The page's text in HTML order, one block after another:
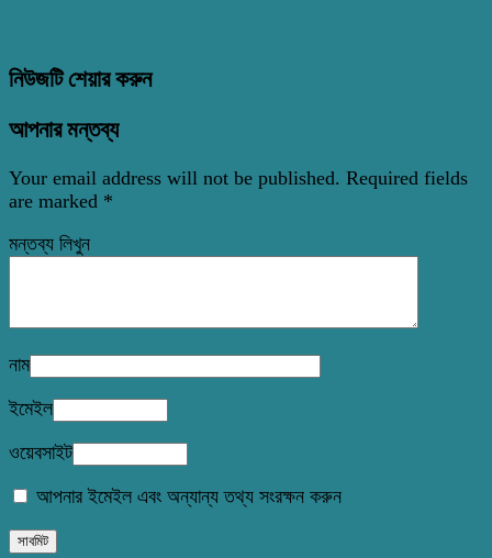
নিউজটি শেয়ার করুন
আপনার মন্তব্য
Your email address will not be published. Required fields
are marked *
মন্তব্য লিখুন
নাম
ইমেইল
ওয়েবসাইট
আপনার ইমেইল এবং অন্যান্য তথ্য সংরক্ষন করুন